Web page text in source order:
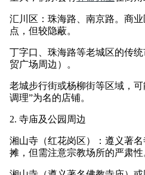
汇川区：珠海路、南京路。商
点，但较隐蔽。
丁字口、珠海路等老城区的传
贸广场周边）。
老城步行街或杨柳街等区域，
调理”为名的店铺。
2. 寺庙及公园周边
湘山寺（红花岗区）：遵义著
摊，但需注意宗教场所的严肃性